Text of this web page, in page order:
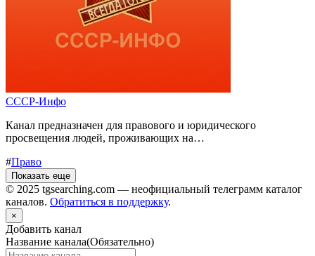
СССР-Инфо
Канал предназначен для правового и юридического
просвещения людей, проживающих на…
#Право
Показать еще
© 2025 tgsearching.com — неофициальный телеграмм каталог
каналов. Обратиться в поддержку.
×
Добавить канал
Название канала(Обязательно)